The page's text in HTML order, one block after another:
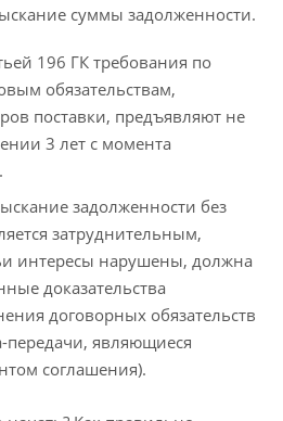
суммы задолженности.
196 ГК требования по
обязательствам,
поставки, предъявляют не
3 лет с момента
задолженности без
затруднительным,
интересы нарушены, должна
доказательства
договорных обязательств
передачи, являющиеся
соглашения).